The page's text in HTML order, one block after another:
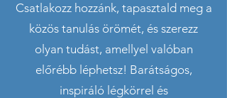
Csatlakozz hozzánk, tapasztald meg a
közös tanulás örömét, és szerezz
olyan tudást, amellyel valóban
előrébb léphetsz! Barátságos,
inspiráló légkörrel és